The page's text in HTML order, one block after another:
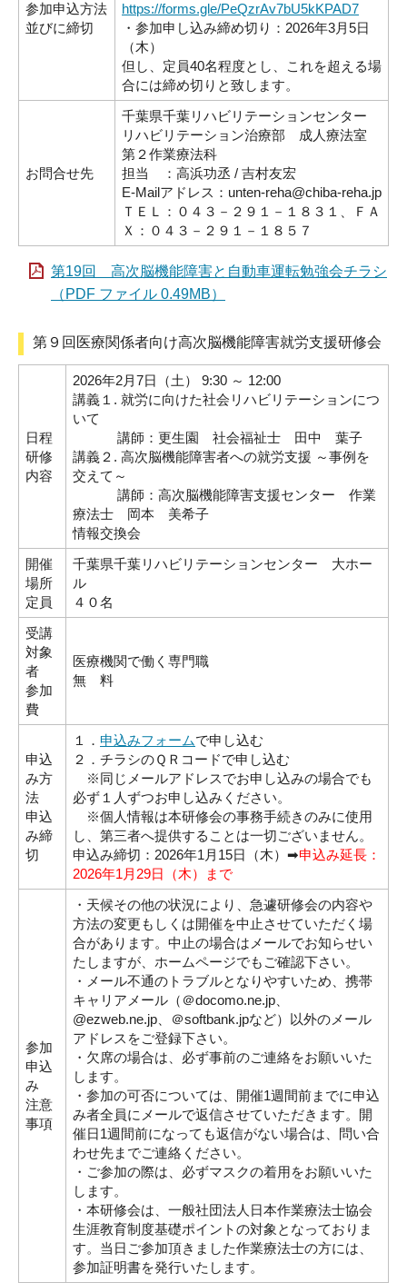
参加申込方法
並びに締切
https://forms.gle/PeQzrAv7bU5kKPAD7
・参加申し込み締め切り：2026年3月5日
（木）
但し、定員40名程度とし、これを超える場
合には締め切りと致します。
お問合せ先
千葉県千葉リハビリテーションセンター
リハビリテーション治療部 成人療法室
第２作業療法科
担当 ：高浜功丞 / 吉村友宏
E-Mailアドレス：unten-reha@chiba-reha.jp
ＴＥＬ：０４３－２９１－１８３１、ＦＡ
Ｘ：０４３－２９１－１８５７
第19回 高次脳機能障害と自動車運転勉強会チラシ
（PDF ファイル 0.49MB）
第９回医療関係者向け高次脳機能障害就労支援研修会
日程
研修
内容
2026年2月7日（土） 9:30 ～ 12:00
講義１. 就労に向けた社会リハビリテーションにつ
いて
講師：更生園 社会福祉士 田中 葉子
講義２. 高次脳機能障害者への就労支援 ～事例を
交えて～
講師：高次脳機能障害支援センター 作業
療法士 岡本 美希子
情報交換会
開催
場所
定員
千葉県千葉リハビリテーションセンター 大ホー
ル
４０名
受講
対象
者
参加
費
医療機関で働く専門職
無 料
申込
み方
法
申込
み締
切
１． 申込みフォームで申し込む
２．チラシのＱＲコードで申し込む
※同じメールアドレスでお申し込みの場合でも
必ず１人ずつお申し込みください。
※個人情報は本研修会の事務手続きのみに使用
し、第三者へ提供することは一切ございません。
申込み締切：2026年1月15日（木）➡申込み延長：
2026年1月29日（木）まで
参加
申込
み
注意
事項
・天候その他の状況により、急遽研修会の内容や
方法の変更もしくは開催を中止させていただく場
合があります。中止の場合はメールでお知らせい
たしますが、ホームページでもご確認下さい。
・メール不通のトラブルとなりやすいため、携帯
キャリアメール（＠docomo.ne.jp、
@ezweb.ne.jp、＠softbank.jpなど）以外のメール
アドレスをご登録下さい。
・欠席の場合は、必ず事前のご連絡をお願いいた
します。
・参加の可否については、開催1週間前までに申込
み者全員にメールで返信させていただきます。開
催日1週間前になっても返信がない場合は、問い合
わせ先までご連絡ください。
・ご参加の際は、必ずマスクの着用をお願いいた
します。
・本研修会は、一般社団法人日本作業療法士協会
生涯教育制度基礎ポイントの対象となっておりま
す。当日ご参加頂きました作業療法士の方には、
参加証明書を発行いたします。